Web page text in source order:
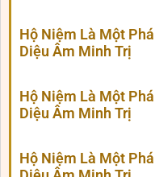
Hộ Niệm Là Một
Diệu Âm Minh Trị
Hộ Niệm Là Một
Diệu Âm Minh Trị
Hộ Niệm Là Một